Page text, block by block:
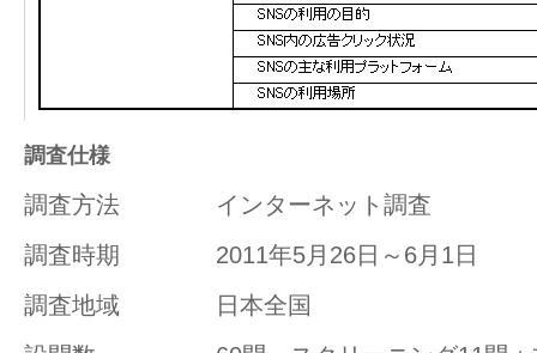
調査仕様
調査方法 インターネット調査
調査時期 2011年5月26日～6月1日
調査地域 日本全国